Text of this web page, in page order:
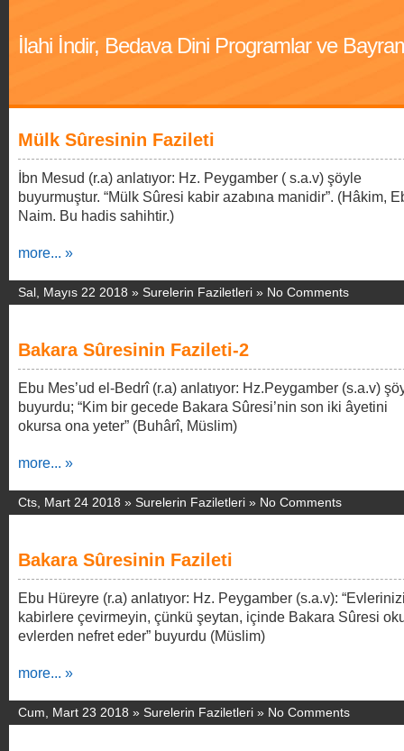
İlahi İndir, Bedava Dini Programlar ve
Mülk Sûresinin Fazileti
İbn Mesud (r.a) anlatıyor: Hz. Peygamber ( s.a.v) şöyle
buyurmuştur. “Mülk Sûresi kabir azabına manidir”. (Hâkim,
Naim. Bu hadis sahihtir.)
more... »
Sal, Mayıs 22 2018 » Surelerin Faziletleri » No Comments
Bakara Sûresinin Fazileti-2
Ebu Mes’ud el-Bedrî (r.a) anlatıyor: Hz.Peygamber (s.a.v)
buyurdu; “Kim bir gecede Bakara Sûresi’nin son iki âyetini
okursa ona yeter” (Buhârî, Müslim)
more... »
Cts, Mart 24 2018 » Surelerin Faziletleri » No Comments
Bakara Sûresinin Fazileti
Ebu Hüreyre (r.a) anlatıyor: Hz. Peygamber (s.a.v):
kabirlere çevirmeyin, çünkü şeytan, içinde Bakara Sûresi
evlerden nefret eder” buyurdu (Müslim)
more... »
Cum, Mart 23 2018 » Surelerin Faziletleri » No Comments